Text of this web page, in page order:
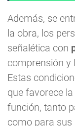
Además, se
la obra, los
señalética con
comprensión y
Estas
que favorece
función, tanto
como para